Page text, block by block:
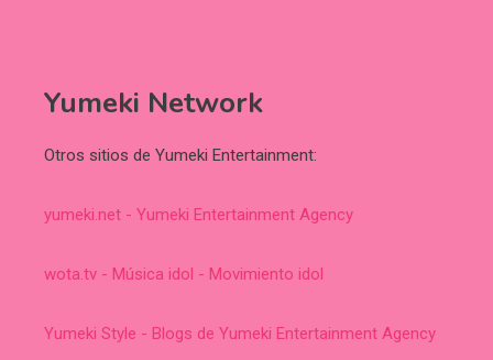
Yumeki Network
Otros sitios de Yumeki Entertainment:
yumeki.net - Yumeki Entertainment Agency
wota.tv - Música idol - Movimiento idol
Yumeki Style - Blogs de Yumeki Entertainment Agency